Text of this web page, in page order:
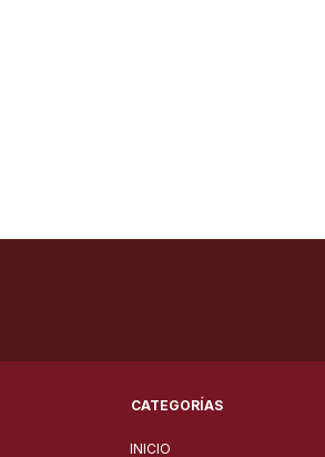
CATEGORÍAS
INICIO